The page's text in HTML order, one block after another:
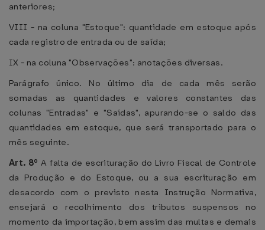
anteriores;
VIII - na coluna "Estoque": quantidade em estoque após
cada registro de entrada ou de saída;
IX - na coluna "Observações": anotações diversas.
Parágrafo único. No último dia de cada mês serão
somadas as quantidades e valores constantes das
colunas "Entradas" e "Saídas", apurando-se o saldo das
quantidades em estoque, que será transportado para o
mês seguinte.
Art. 8ºA falta de escrituração do Livro Fiscal de Controle
da Produção e do Estoque, ou a sua escrituração em
desacordo com o previsto nesta Instrução Normativa,
ensejará o recolhimento dos tributos suspensos no
momento da importação, bem assim das multas e demais